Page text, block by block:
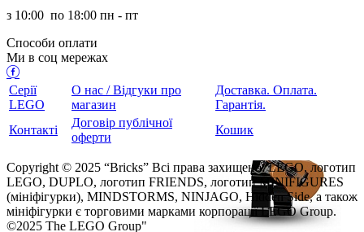
з 10:00 по 18:00 пн - пт
Способи оплати
Ми в соц мережах
Серії
LEGO
О нас / Відгуки про
магазин
Доставка. Оплата.
Гарантія.
Контакті
Договір публічної
оферти
Кошик
Copyright © 2025 “Bricks” Всі права захищено. LEGO, логотип
LEGO, DUPLO, логотип FRIENDS, логотип MINIFIGURES
(мініфігурки), MINDSTORMS, NINJAGO, Hidden Side, а також
мініфігурки є торговими марками корпорації LEGO Group.
©2025 The LEGO Group"